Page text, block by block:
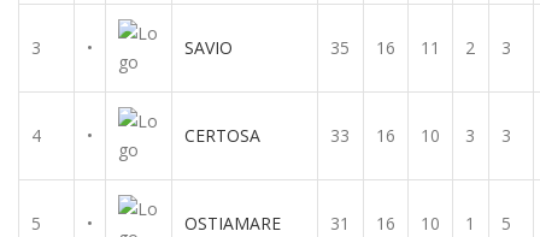
3 • SAVIO 35 16 11 2 3
4 • CERTOSA 33 16 10 3 3
5 • OSTIAMARE 31 16 10 1 5